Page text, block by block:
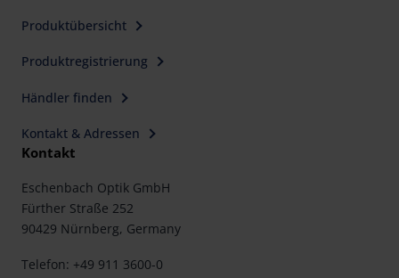
Produktübersicht
Produktregistrierung
Händler finden
Kontakt & Adressen
Kontakt
Eschenbach Optik GmbH
Fürther Straße 252
90429 Nürnberg, Germany
Telefon: +49 911 3600-0